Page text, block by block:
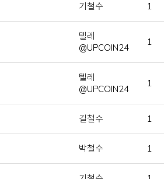
기철수 1
텔레
@UPCOIN24
1
텔레
@UPCOIN24
1
길철수 1
박철수 1